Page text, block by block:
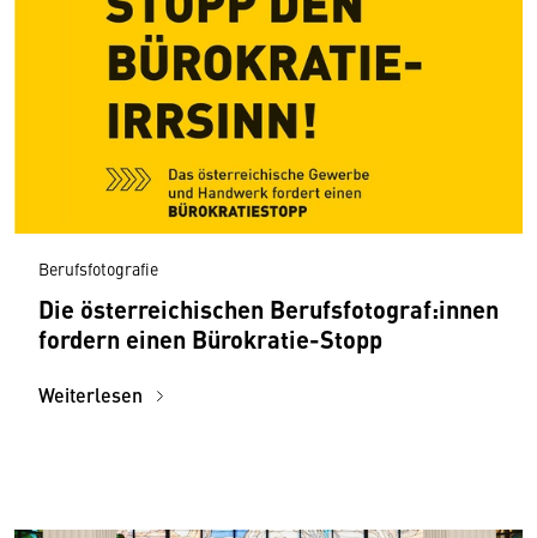
Berufsfotografie
Die österreichischen Berufsfotograf:innen
fordern einen Bürokratie-Stopp
Weiterlesen